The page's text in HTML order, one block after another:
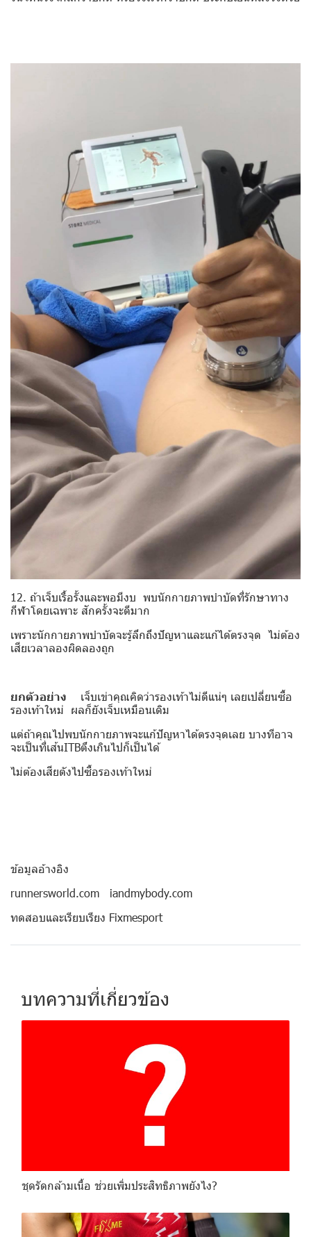
12. ถ้าเจ็บเรื้อรั้งและพอมีงบ พบนักกายภาพบำบัดที่รักษาทาง
กีฬาโดยเฉพาะ สักครั้งจะดีมาก
เพราะนักกายภาพบำบัดจะรู้ลึกถึงปัญหาและแก้ได้ตรงจุด ไม่ต้อง
เสียเวลาลองผิดลองถูก
ยกตัวอย่าง
เจ็บเข่าคุณคิดว่ารองเท้าไม่ดีแน่ๆ เลยเปลี่ยนซื้อ
รองเท้าใหม่ ผลก็ยังเจ็บเหมือนเดิม
แต่ถ้าคุณไปพบนักกายภาพจะแก้ปัญหาได้ตรงจุดเลย บางทีอาจ
จะเป็นที่เส้นITBตึงเกินไปก็เป็นได้
ไม่ต้องเสียตังไปซื้อรองเท้าใหม่
ข้อมูลอ้างอิง
runnersworld.com iandmybody.com
ทดสอบและเรียบเรียง Fixmesport
บทความที่เกี่ยวข้อง
ชุดรัดกล้ามเนื้อ ช่วยเพิ่มประสิทธิภาพยังไง?